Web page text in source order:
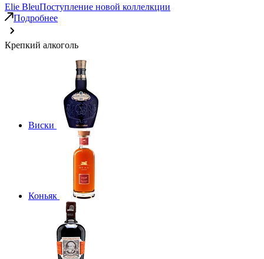
Elie BleuПоступление новой коллелкции
Подробнее
Крепкий алкоголь
Виски
Коньяк